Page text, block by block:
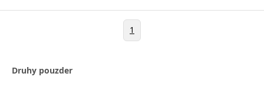
1
Druhy pouzder